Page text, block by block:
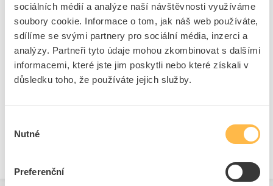
sociálních médií a analýze naší návštěvnosti využíváme
soubory cookie. Informace o tom, jak náš web používáte,
sdílíme se svými partnery pro sociální média, inzerci a
analýzy. Partneři tyto údaje mohou zkombinovat s dalšími
informacemi, které jste jim poskytli nebo které získali v
důsledku toho, že používáte jejich služby.
souhlasu
Nutné
Preferenční
Dodáváme tato provedení: Různé spínací funkce, různé způsoby
napojení a montáže, jedno- a dvoupólové. SIRIUS ACT –
Performance in Action při udělování příkazů a hlášení. Jednoduše
smontovatelný, jednoduše silný, jednoduše perfektní.
SIEMENS
Bloky pomocných spínačů